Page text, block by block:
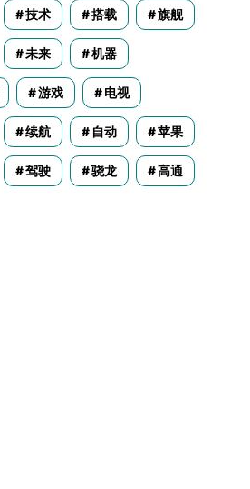
技术 搭载 旗舰
未来 机器
游戏 电视
续航 自动 苹果
驾驶 骁龙 高通